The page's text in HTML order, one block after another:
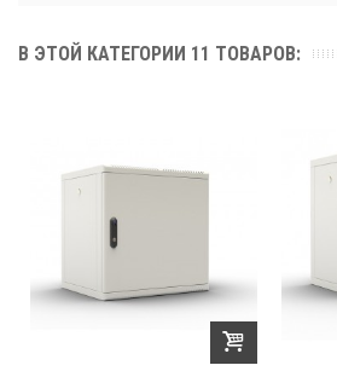
В ЭТОЙ КАТЕГОРИИ 11 ТОВАРОВ: